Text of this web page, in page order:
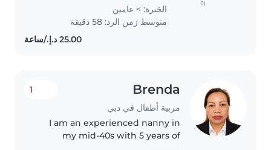
(1)
don't have a first aid certification,
I am comfortable caring for
الخبرة: > عامين
متوسط زمن الرد: 58 دقيقة
Brenda
مربية أطفال في دبي
1
I am an experienced nanny in
my mid-40s with 5 years of